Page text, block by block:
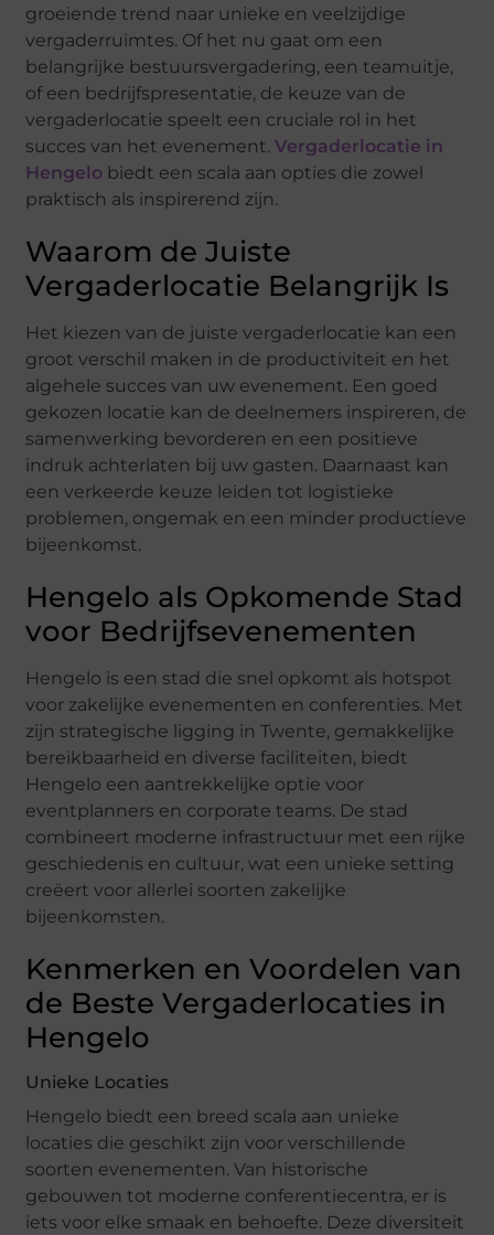
groeiende trend naar unieke en veelzijdige
vergaderruimtes. Of het nu gaat om een
belangrijke bestuursvergadering, een teamuitje,
of een bedrijfspresentatie, de keuze van de
vergaderlocatie speelt een cruciale rol in het
succes van het evenement.Vergaderlocatie in
Hengelo biedt een scala aan opties die zowel
praktisch als inspirerend zijn.
Waarom de Juiste
Vergaderlocatie Belangrijk Is
Het kiezen van de juiste vergaderlocatie kan een
groot verschil maken in de productiviteit en het
algehele succes van uw evenement. Een goed
gekozen locatie kan de deelnemers inspireren, de
samenwerking bevorderen en een positieve
indruk achterlaten bij uw gasten. Daarnaast kan
een verkeerde keuze leiden tot logistieke
problemen, ongemak en een minder productieve
bijeenkomst.
Hengelo als Opkomende Stad
voor Bedrijfsevenementen
Hengelo is een stad die snel opkomt als hotspot
voor zakelijke evenementen en conferenties. Met
zijn strategische ligging in Twente, gemakkelijke
bereikbaarheid en diverse faciliteiten, biedt
Hengelo een aantrekkelijke optie voor
eventplanners en corporate teams. De stad
combineert moderne infrastructuur met een rijke
geschiedenis en cultuur, wat een unieke setting
creëert voor allerlei soorten zakelijke
bijeenkomsten.
Kenmerken en Voordelen van
de Beste Vergaderlocaties in
Hengelo
Unieke Locaties
Hengelo biedt een breed scala aan unieke
locaties die geschikt zijn voor verschillende
soorten evenementen. Van historische
gebouwen tot moderne conferentiecentra, er is
iets voor elke smaak en behoefte. Deze diversiteit